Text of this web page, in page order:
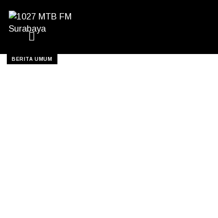
BERITA UMUM